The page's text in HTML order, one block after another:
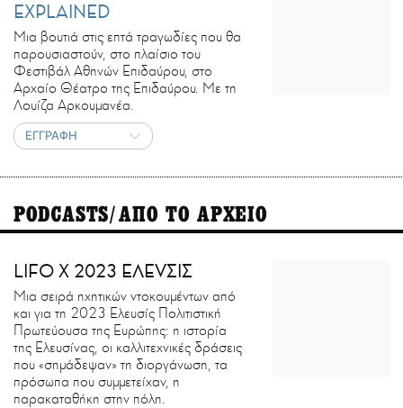
EXPLAINED
Μια βουτιά στις επτά τραγωδίες που θα
παρουσιαστούν, στο πλαίσιο του
Φεστιβάλ Αθηνών Επιδαύρου, στο
Αρχαίο Θέατρο της Επιδαύρου. Με τη
Λουίζα Αρκουμανέα.
ΕΓΓΡΑΦΗ
PODCASTS/ΑΠΟ ΤΟ ΑΡΧΕΙΟ
LIFO X 2023 ΕΛΕVΣΙΣ
Μια σειρά ηχητικών ντοκουμέντων από
και για τη 2023 Ελευσίς Πολιτιστική
Πρωτεύουσα της Ευρώπης: η ιστορία
της Ελευσίνας, οι καλλιτεχνικές δράσεις
που «σημάδεψαν» τη διοργάνωση, τα
πρόσωπα που συμμετείχαν, η
παρακαταθήκη στην πόλη.